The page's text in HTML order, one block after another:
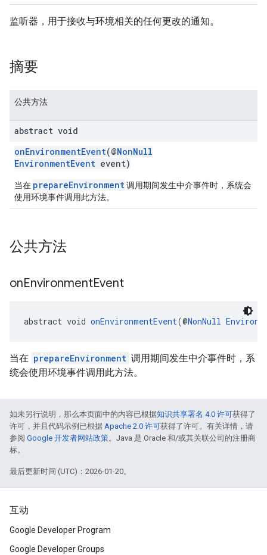
监听器，用于接收与环境相关的任何更改的通知。
摘要
公共方法
abstract void
onEnvironmentEvent(@NonNull
EnvironmentEvent event)
当在 prepareEnvironment调用期间发生中介事件时，系统会
使用环境事件调用此方法。
公共方法
onEnvironmentEvent
abstract void onEnvironmentEvent(@NonNull
当在 prepareEnvironment 调用期间发生中介事件时，系
统会使用环境事件调用此方法。
如未另行说明，那么本页面中的内容已根据知识共享署名 4.0 许可获得了
许可，并且代码示例已根据 Apache 2.0 许可获得了许可。有关详情，请
参阅 Google 开发者网站政策。Java 是 Oracle 和/或其关联公司的注册商
标。
最后更新时间 (UTC)：2026-01-20。
互动
Google Developer Program
Google Developer Groups